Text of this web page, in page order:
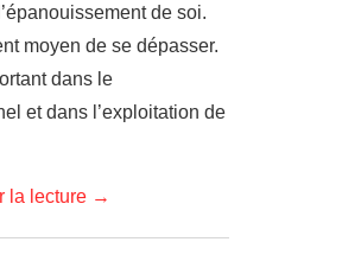
de soi.
moyen de se dépasser.
dans le
et dans l’exploitation de
la lecture →